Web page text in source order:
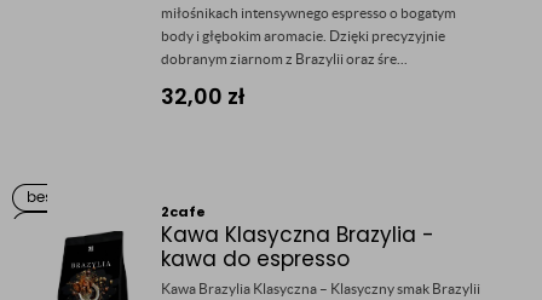
miłośnikach intensywnego espresso o bogatym
body i głębokim aromacie. Dzięki precyzyjnie
dobranym ziarnom z Brazylii oraz śre...
32,00 zł
2cafe
Kawa Klasyczna Brazylia -
kawa do espresso
Kawa Brazylia Klasyczna – Klasyczny smak Brazylii